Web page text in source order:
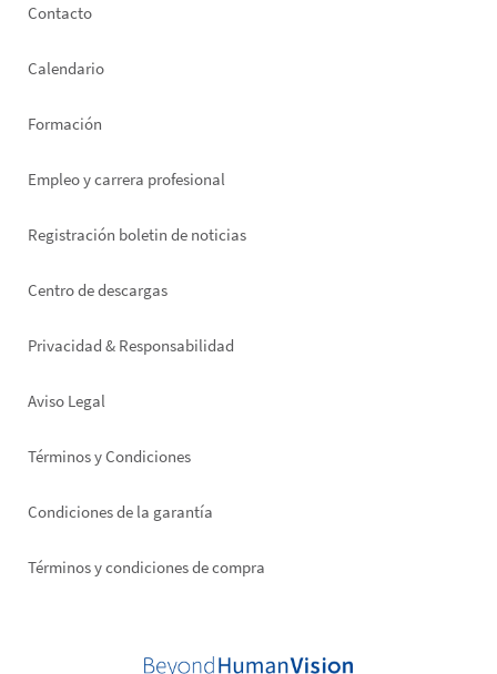
Footer
Contacto
Calendario
Formación
Empleo y carrera profesional
Registración boletin de noticias
Footer
Centro de descargas
Privacidad & Responsabilidad
Aviso Legal
Términos y Condiciones
Condiciones de la garantía
Términos y condiciones de compra